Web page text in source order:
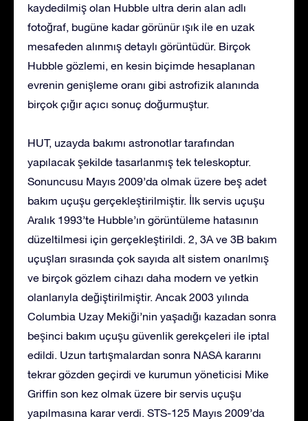
kaydedilmiş olan Hubble ultra derin alan adlı
fotoğraf, bugüne kadar görünür ışık ile en uzak
mesafeden alınmış detaylı görüntüdür. Birçok
Hubble gözlemi, en kesin biçimde hesaplanan
evrenin genişleme oranı gibi astrofizik alanında
birçok çığır açıcı sonuç doğurmuştur.
HUT, uzayda bakımı astronotlar tarafından
yapılacak şekilde tasarlanmış tek teleskoptur.
Sonuncusu Mayıs 2009’da olmak üzere beş adet
bakım uçuşu gerçekleştirilmiştir. İlk servis uçuşu
Aralık 1993’te Hubble’ın görüntüleme hatasının
düzeltilmesi için gerçekleştirildi. 2, 3A ve 3B bakım
uçuşları sırasında çok sayıda alt sistem onarılmış
ve birçok gözlem cihazı daha modern ve yetkin
olanlarıyla değiştirilmiştir. Ancak 2003 yılında
Columbia Uzay Mekiği’nin yaşadığı kazadan sonra
beşinci bakım uçuşu güvenlik gerekçeleri ile iptal
edildi. Uzun tartışmalardan sonra NASA kararını
tekrar gözden geçirdi ve kurumun yöneticisi Mike
Griffin son kez olmak üzere bir servis uçuşu
yapılmasına karar verdi. STS-125 Mayıs 2009’da